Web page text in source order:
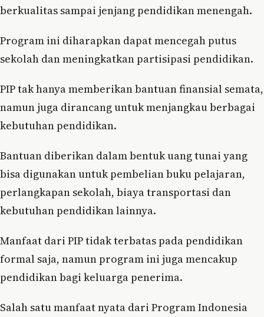
berkualitas sampai jenjang pendidikan menengah.
Program ini diharapkan dapat mencegah putus
sekolah dan meningkatkan partisipasi pendidikan.
PIP tak hanya memberikan bantuan finansial semata,
namun juga dirancang untuk menjangkau berbagai
kebutuhan pendidikan.
Bantuan diberikan dalam bentuk uang tunai yang
bisa digunakan untuk pembelian buku pelajaran,
perlangkapan sekolah, biaya transportasi dan
kebutuhan pendidikan lainnya.
Manfaat dari PIP tidak terbatas pada pendidikan
formal saja, namun program ini juga mencakup
pendidikan bagi keluarga penerima.
Salah satu manfaat nyata dari Program Indonesia